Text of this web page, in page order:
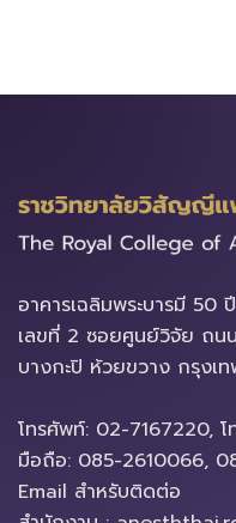
อาคารเฉลิมพระบารมี​ 50
เลขที่ 2 ซอยศูนย์วิจัย ถน
บางกะปิ ห้วยขวาง ​กรุงเ
โทรศัพท์: 02-7167220, โ
มือถือ: 085-2610066,
Email สำหรับติดต่อ